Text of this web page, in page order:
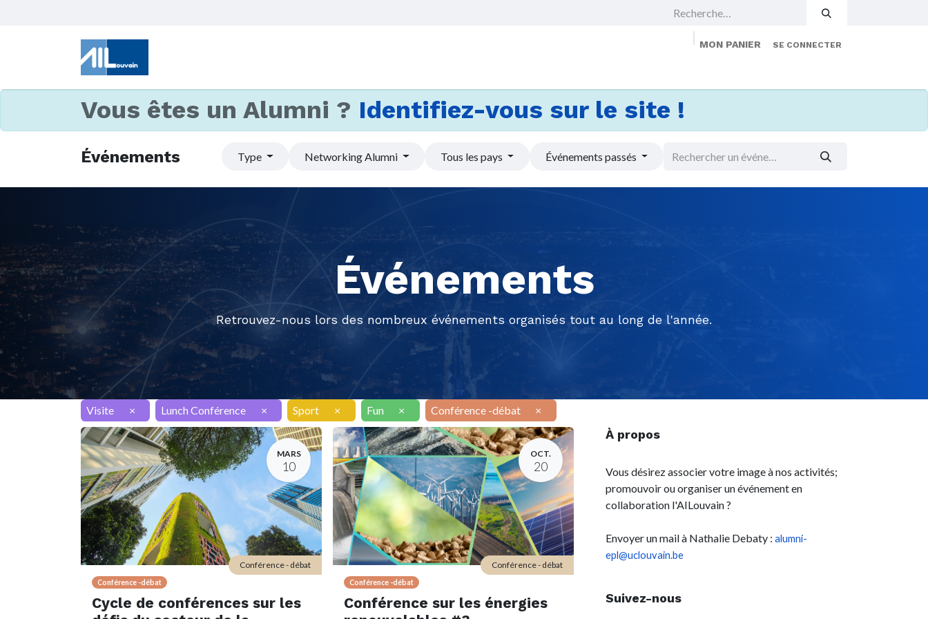
MON PANIER SE CONNECTER
Vous êtes un Alumni ? Identifiez-vous sur le site !
Événements Type Networking Alumni Tous les pays Événements passés
Événements
Retrouvez-nous lors des nombreux événements organisés tout au long de l'année.
Visite × Lunch Conférence × Sport × Fun × Conférence -débat ×
MARS
10
Conférence -débat
Cycle de conférences sur les
Conférence - débat
OCT.
20
Conférence -débat
Conférence sur les énergies
Conférence - débat
À propos
Vous désirez associer votre image à nos activités;
promouvoir ou organiser un événement en
collaboration l'AILouvain ?
Envoyer un mail à Nathalie Debaty : alumni-
epl@uclouvain.be
Suivez-nous